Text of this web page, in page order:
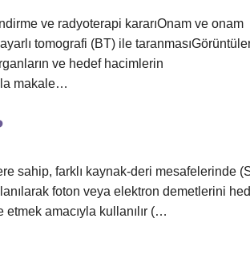
ve radyoterapi kararıOnam ve onam
tomografi (BT) ile
ve hedef hacimlerin
makale…
sahip, farklı kaynak-deri mesafelerinde
foton veya elektron demetlerini
etmek amacıyla kullanılır (…